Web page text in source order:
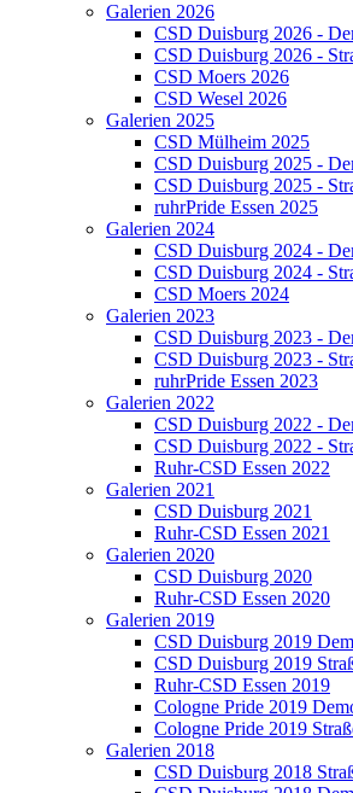
Galerien 2026
CSD Duisburg 2026 -
CSD Duisburg 2026 -
CSD Moers 2026
CSD Wesel 2026
Galerien 2025
CSD Mülheim 2025
CSD Duisburg 2025 -
CSD Duisburg 2025 -
ruhrPride Essen 2025
Galerien 2024
CSD Duisburg 2024 -
CSD Duisburg 2024 -
CSD Moers 2024
Galerien 2023
CSD Duisburg 2023 -
CSD Duisburg 2023 -
ruhrPride Essen 2023
Galerien 2022
CSD Duisburg 2022 -
CSD Duisburg 2022 -
Ruhr-CSD Essen 2022
Galerien 2021
CSD Duisburg 2021
Ruhr-CSD Essen 2021
Galerien 2020
CSD Duisburg 2020
Ruhr-CSD Essen 2020
Galerien 2019
CSD Duisburg 2019
CSD Duisburg 2019
Ruhr-CSD Essen 2019
Cologne Pride 2019
Cologne Pride 2019
Galerien 2018
CSD Duisburg 2018